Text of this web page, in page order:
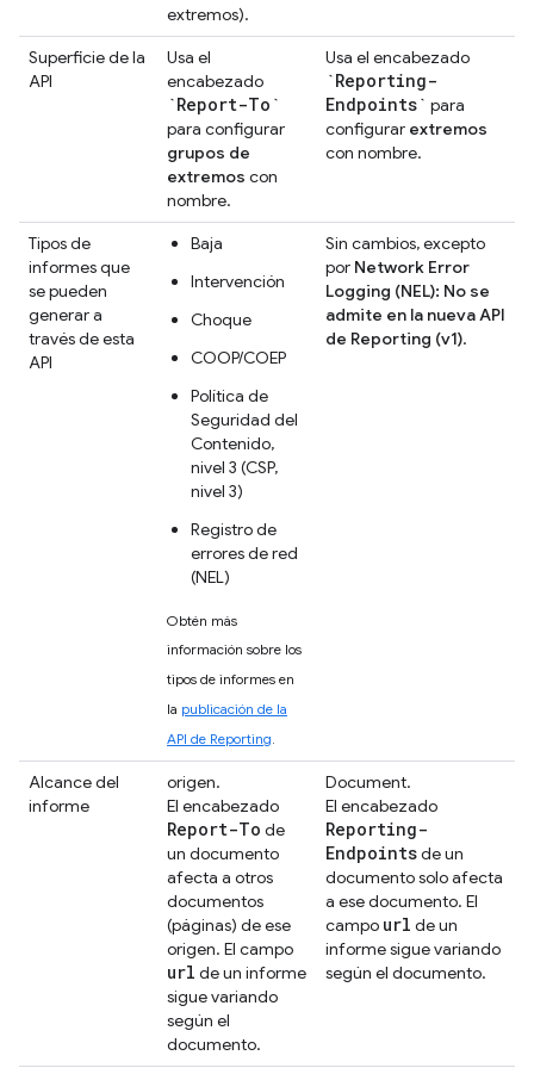
extremos).
Superficie de la
API
Usa el
encabezado
`Report-To`
para configurar
grupos de
extremos con
nombre.
Usa el encabezado
`Reporting-
Endpoints` para
configurar extremos
con nombre.
Tipos de
informes que
se pueden
generar a
través de esta
API
Baja
Intervención
Choque
COOP/COEP
Política de
Seguridad del
Contenido,
nivel 3 (CSP,
nivel 3)
Registro de
errores de red
(NEL)
Obtén más
información sobre los
tipos de informes en
la publicación de la
API de Reporting
Sin cambios, excepto
por Network Error
Logging (NEL): No se
admite en la nueva API
de Reporting (v1).
Alcance del
informe
origen.
El encabezado
Report-To de
un documento
afecta a otros
documentos
(páginas) de ese
origen. El campo
url de un informe
sigue variando
según el
documento.
Document.
El encabezado
Reporting-
Endpointsde un
documento solo afecta
a ese documento. El
campo url de un
informe sigue variando
según el documento.